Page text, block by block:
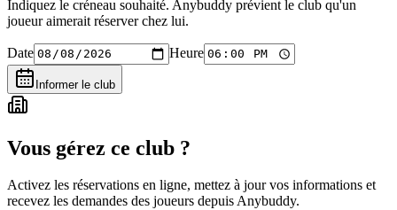
Indiquez le créneau souhaité. Anybuddy prévient le club qu'un
joueur aimerait réserver chez lui.
Date Heure
Informer le club
Vous gérez ce club ?
Activez les réservations en ligne, mettez à jour vos informations et
recevez les demandes des joueurs depuis Anybuddy.